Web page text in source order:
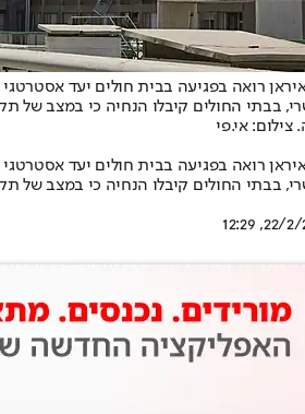
רואה בפגיעה בבית חולים יעד אסטרטגי
כי במצב של תקיפה ישוחררו 50% מהמטופלים • וגם: ההחמרה ביחס לעבר -
אי.פי
רואה בפגיעה בבית חולים יעד אסטרטגי
כי במצב של תקיפה ישוחררו 50% מהמטופלים • וגם: ההחמרה ביחס לעבר -
22/2/